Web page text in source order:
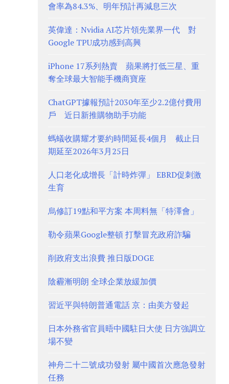
會率為84.3%、明年預計再減息三次
英偉達：Nvidia AI芯片領先業界一代 對
Google TPU成功感到高興
iPhone 17系列熱賣 蘋果將打低三星、重
奪全球最大智能手機商寶座
ChatGPT據報預計2030年至少2.2億付費用
戶 近日新推購物助手功能
螞蟻收購耀才要約時間延長4個月 截止日
期延至2026年3月25日
人口老化成增長「計時炸彈」 EBRD促刺激
生育
烏修訂19點和平方案 本周料無「特澤會」
勒令蘋果Google整頓 打擊冒充政府詐騙
削政府支出浪費 推日版DOGE
陰霾漸明朗 全球企業放緩加價
習近平與特朗普通電話 京：由美方發起
日本外務省官員晤中國駐日大使 日方強調立
場不變
神舟二十二號成功發射 屬中國首次應急發射
任務